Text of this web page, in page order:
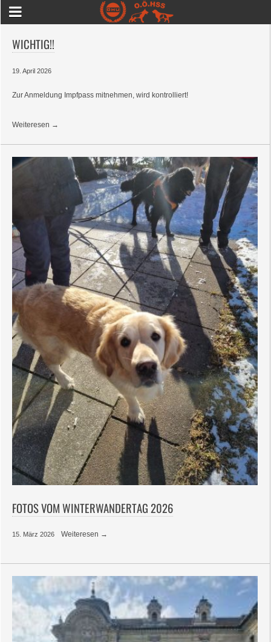
WICHTIG!!
19. April 2026
Zur Anmeldung Impfpass mitnehmen, wird kontrolliert!
Weiteresen →
FOTOS VOM WINTERWANDERTAG 2026
15. März 2026 Weiteresen →